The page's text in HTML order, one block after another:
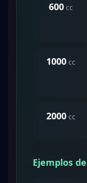
600 cc
1000 cc
2000 cc
Ejemplos